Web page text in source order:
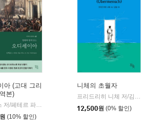
아 (고대 그리
본)
| 현대지성
원 (10% 할인)
니체의 초월자
12,500원 (0% 할인)